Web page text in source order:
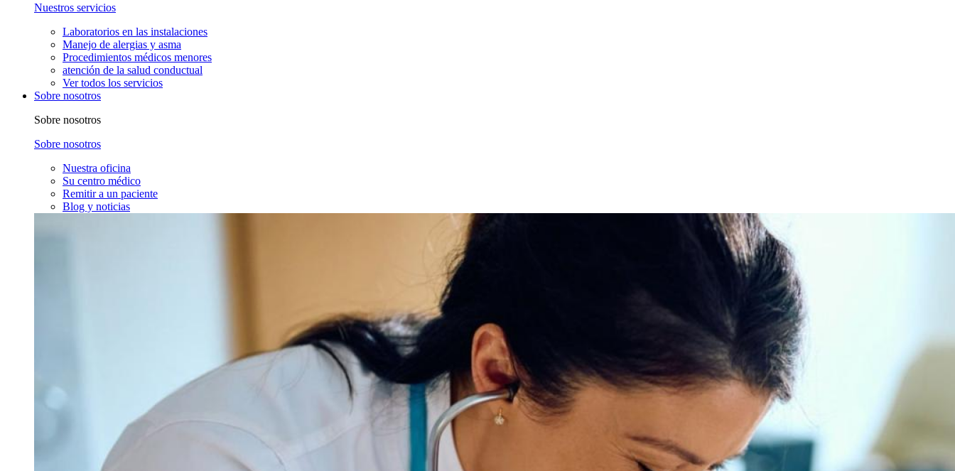
Nuestros servicios
Laboratorios en las instalaciones
Manejo de alergias y asma
Procedimientos médicos menores
atención de la salud conductual
Ver todos los servicios
Sobre nosotros
Sobre nosotros
Sobre nosotros
Nuestra oficina
Su centro médico
Remitir a un paciente
Blog y noticias